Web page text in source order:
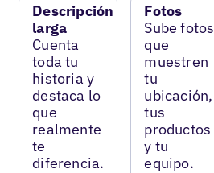
Descripción
larga
Cuenta
toda tu
historia y
destaca lo
que
realmente
te
diferencia.
Fotos
Sube fotos
que
muestren
tu
ubicación,
tus
productos
y tu
equipo.